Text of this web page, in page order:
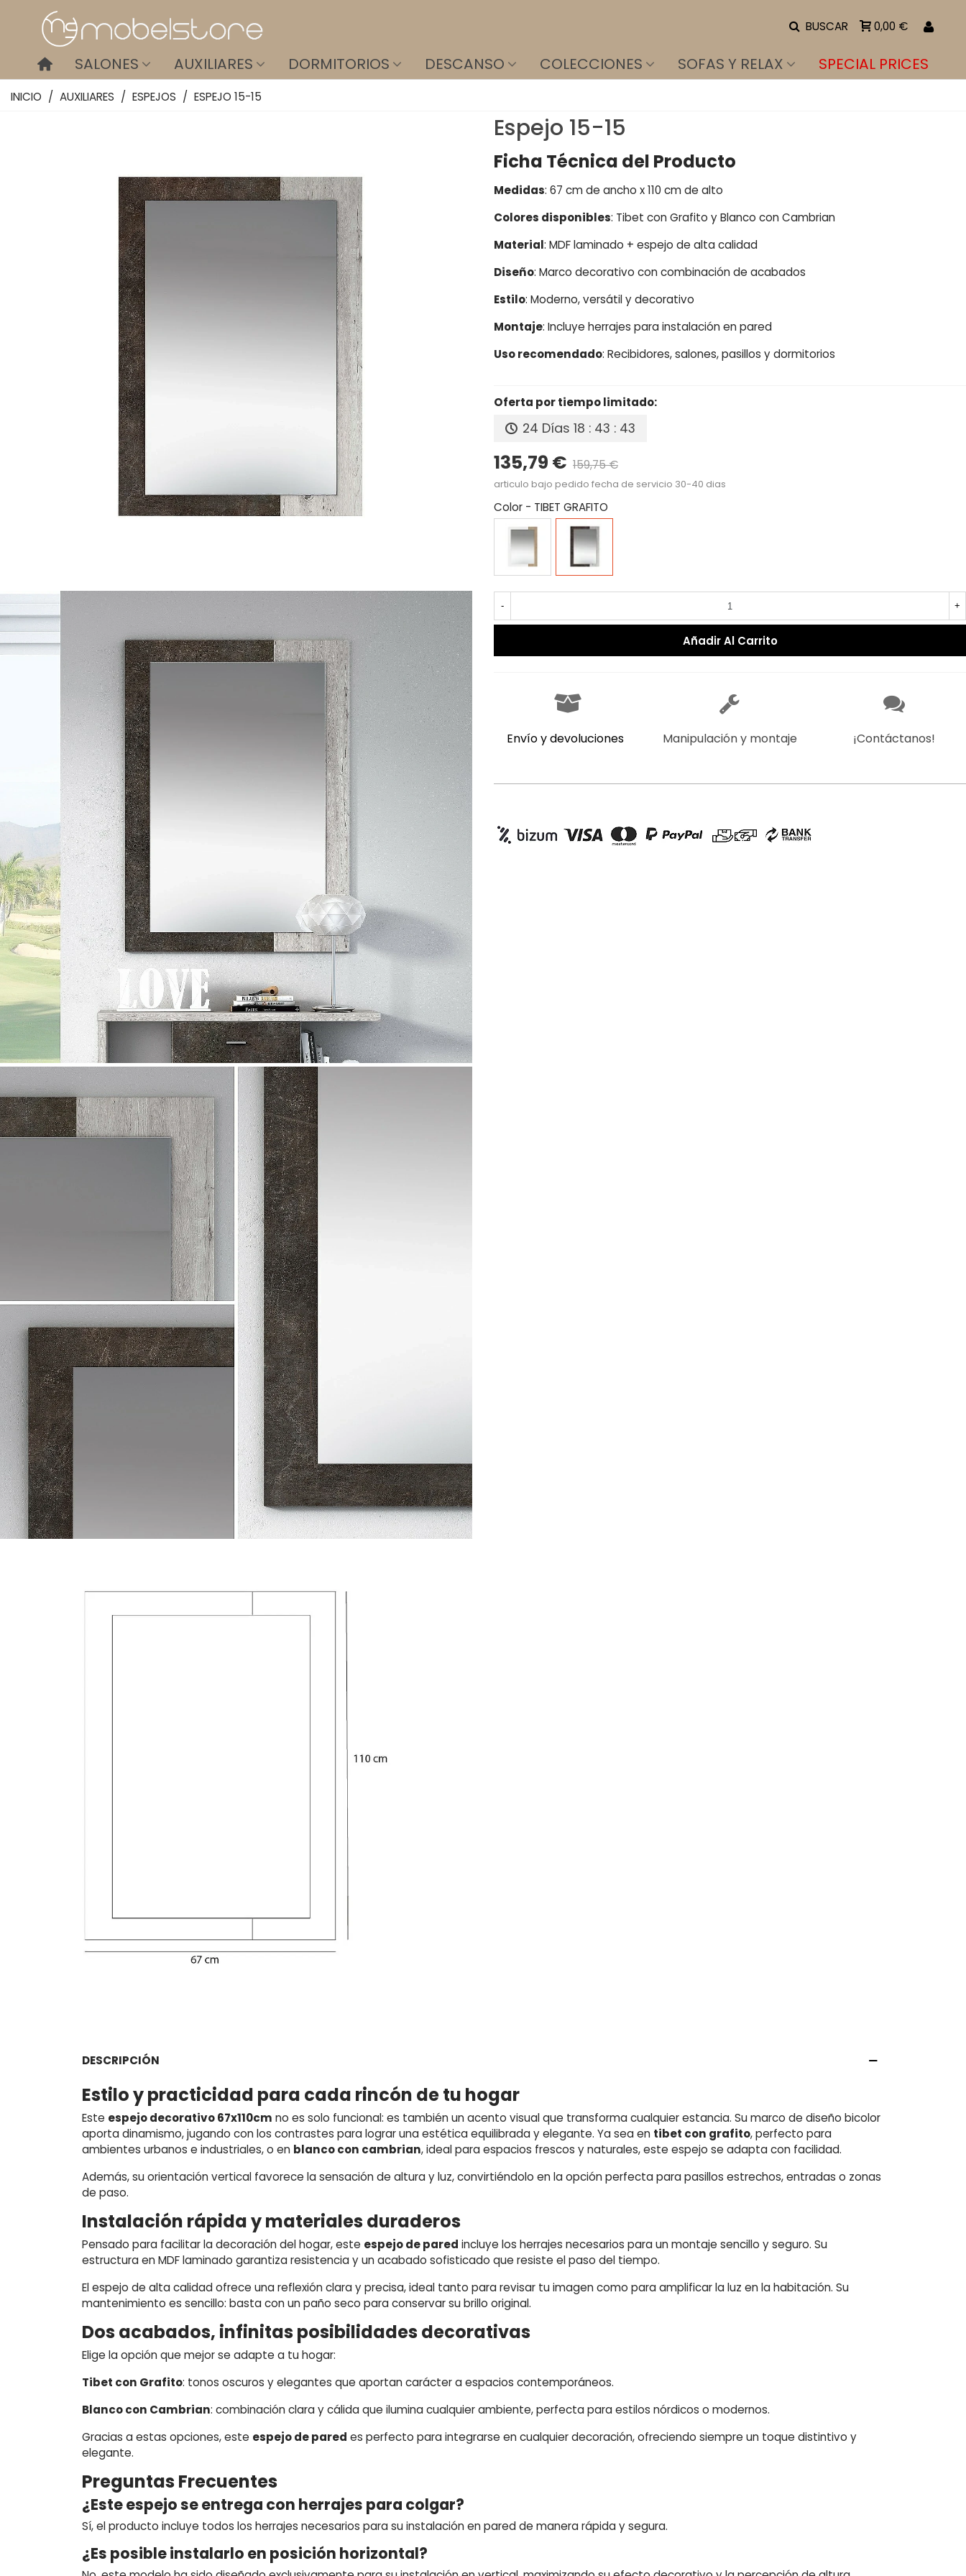
BUSCAR 0,00 €
SALONES AUXILIARES DORMITORIOS DESCANSO COLECCIONES SOFAS Y RELAX SPECIAL PRICES
INICIO / AUXILIARES / ESPEJOS / ESPEJO 15-15
Espejo 15-15
Ficha Técnica del Producto
Medidas: 67 cm de ancho x 110 cm de alto
Colores disponibles: Tibet con Grafito y Blanco con Cambrian
Material: MDF laminado + espejo de alta calidad
Diseño: Marco decorativo con combinación de acabados
Estilo: Moderno, versátil y decorativo
Montaje: Incluye herrajes para instalación en pared
Uso recomendado: Recibidores, salones, pasillos y dormitorios
Oferta por tiempo limitado:
24 Días 18 : 43 : 42
135,79 € 159,75 €
articulo bajo pedido fecha de servicio 30-40 dias
Color - TIBET GRAFITO
CAMBRIAN/BLANCO
TIBET
GRAFITO
- +
Añadir Al Carrito
Envío y devoluciones Manipulación y montaje ¡Contáctanos!
DESCRIPCIÓN
Estilo y practicidad para cada rincón de tu hogar
Este espejo decorativo 67x110cm no es solo funcional: es también un acento visual que transforma cualquier estancia. Su marco de diseño bicolor
aporta dinamismo, jugando con los contrastes para lograr una estética equilibrada y elegante. Ya sea en tibet con grafito, perfecto para
ambientes urbanos e industriales, o en blanco con cambrian, ideal para espacios frescos y naturales, este espejo se adapta con facilidad.
Además, su orientación vertical favorece la sensación de altura y luz, convirtiéndolo en la opción perfecta para pasillos estrechos, entradas o zonas
de paso.
Instalación rápida y materiales duraderos
Pensado para facilitar la decoración del hogar, este espejo de pared incluye los herrajes necesarios para un montaje sencillo y seguro. Su
estructura en MDF laminado garantiza resistencia y un acabado sofisticado que resiste el paso del tiempo.
El espejo de alta calidad ofrece una reflexión clara y precisa, ideal tanto para revisar tu imagen como para amplificar la luz en la habitación. Su
mantenimiento es sencillo: basta con un paño seco para conservar su brillo original.
Dos acabados, infinitas posibilidades decorativas
Elige la opción que mejor se adapte a tu hogar:
Tibet con Grafito: tonos oscuros y elegantes que aportan carácter a espacios contemporáneos.
Blanco con Cambrian: combinación clara y cálida que ilumina cualquier ambiente, perfecta para estilos nórdicos o modernos.
Gracias a estas opciones, este espejo de pared es perfecto para integrarse en cualquier decoración, ofreciendo siempre un toque distintivo y
elegante.
Preguntas Frecuentes
¿Este espejo se entrega con herrajes para colgar?
Sí, el producto incluye todos los herrajes necesarios para su instalación en pared de manera rápida y segura.
¿Es posible instalarlo en posición horizontal?